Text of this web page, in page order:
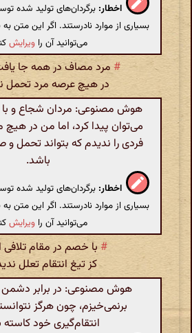
اخطار: برگردان‌های تولید شده
بسیاری از موارد نادرستند. اگر این متن
می‌توانید آن را ویرایش
# مرد مصاف در همه جا
در هیچ عرصه مرد تحمل
هوش مصنوعی: مردان شجاع و با
می‌توان پیدا کرد، اما من در
فردی را ندیدم که بتواند تحمل و
باشد.
اخطار: برگردان‌های تولید شده
بسیاری از موارد نادرستند. اگر این متن
می‌توانید آن را ویرایش
# با خصم در مقام تلافی
کز تیغ انتقام تعلل
هوش مصنوعی: در برابر دشمن
برنمی‌خیزم، چون هرگز
انتقام‌گیری خود